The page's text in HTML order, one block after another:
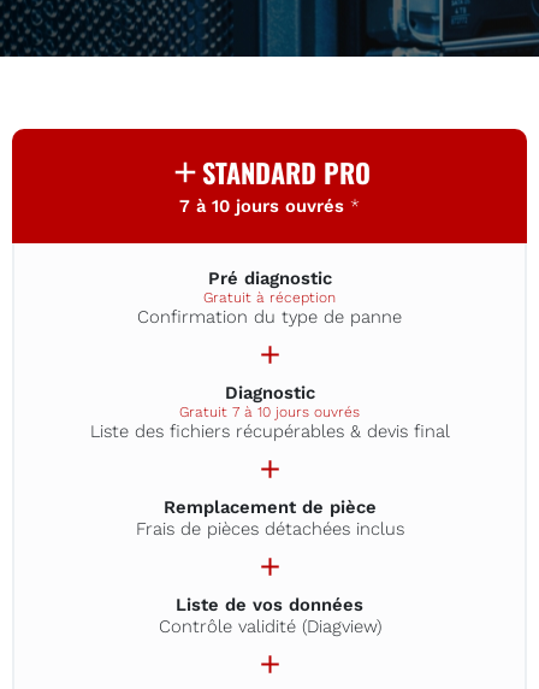
STANDARD PRO
7 à 10 jours ouvrés *
Pré diagnostic
Gratuit à réception
Confirmation du type de panne
Diagnostic
Gratuit 7 à 10 jours ouvrés
Liste des fichiers récupérables & devis final
Remplacement de pièce
Frais de pièces détachées inclus
Liste de vos données
Contrôle validité (Diagview)